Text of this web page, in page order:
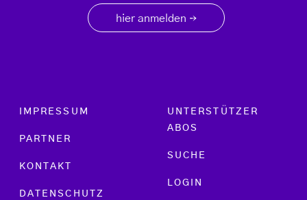
hier anmelden →
Footer menu
IMPRESSUM
PARTNER
KONTAKT
DATENSCHUTZ
UNTERSTÜTZER
ABOS
SUCHE
LOGIN